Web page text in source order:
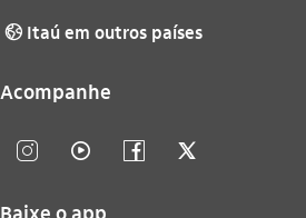
globo_outline Itaú em outros países
Acompanhe
instagram_outline video_outline facebook_outline twitter_outline
Baixe o app